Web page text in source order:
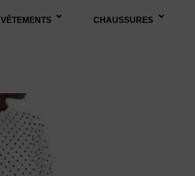
VÊTEMENTS CHAUSSURES